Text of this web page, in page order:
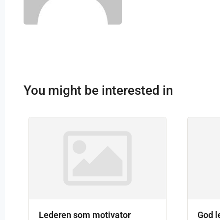
You might be interested in
Lederen som motivator God